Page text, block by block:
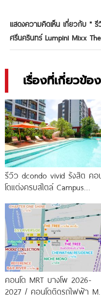
แสดงความคิดเห็น เกี่ยวกับ " รี
ศรีนครินทร์ Lumpini Mixx
เรื่องที่เกี่ยวข้อง
รีวิว dcondo vivid รังสิต คอ
โดแต่งครบสไตล์ Campus
พร้อมรับ-ส่ง
คอนโด MRT บางโพ 2026-
2027 / คอนโดติดรถไฟฟ้า